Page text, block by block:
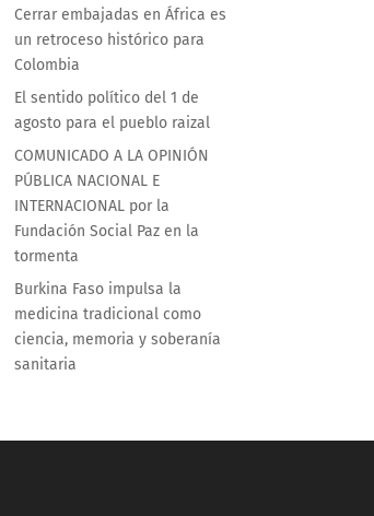
Cerrar embajadas en África es
un retroceso histórico para
Colombia
El sentido político del 1 de
agosto para el pueblo raizal
COMUNICADO A LA OPINIÓN
PÚBLICA NACIONAL E
INTERNACIONAL por la
Fundación Social Paz en la
tormenta
Burkina Faso impulsa la
medicina tradicional como
ciencia, memoria y soberanía
sanitaria